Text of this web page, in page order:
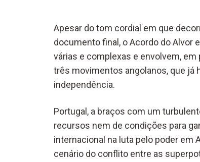
Apesar do tom cordial em que
documento final, o Acordo do Alvor
várias e complexas e envolvem,
três movimentos angolanos, que já
independência.
Portugal, a braços com um
recursos nem de condições para
internacional na luta pelo poder em
cenário do conflito entre as